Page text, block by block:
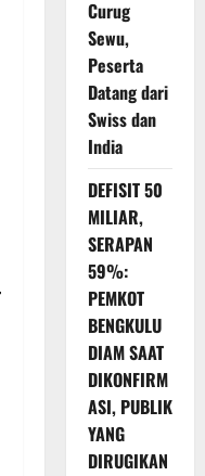
Curug
Sewu,
Peserta
Datang dari
Swiss dan
India
DEFISIT 50
MILIAR,
SERAPAN
59%:
PEMKOT
BENGKULU
DIAM SAAT
DIKONFIRM
ASI, PUBLIK
YANG
DIRUGIKAN